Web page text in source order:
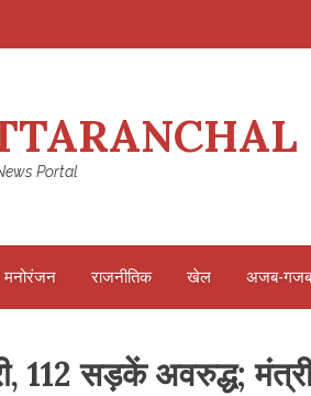
Portal
मनोरंजन राजनीतिक खेल अजब-गजब
112 सड़कें अवरुद्ध;